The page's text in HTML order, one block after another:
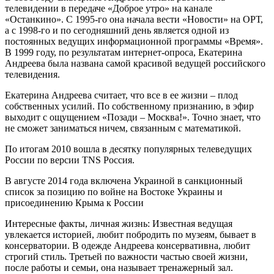
телевидении в передаче «Доброе утро» на канале
«Останкино». С 1995-го она начала вести «Новости» на ОРТ,
а с 1998-го и по сегодняшний день является одной из
постоянных ведущих информационной программы «Время».
В 1999 году, по результатам интернет-опроса, Екатерина
Андреева была названа самой красивой ведущей российского
телевидения.
Екатерина Андреева считает, что все в ее жизни – плод
собственных усилий. По собственному признанию, в эфир
выходит с ощущением «Позади – Москва!». Точно знает, что
не сможет заниматься ничем, связанным с математикой.
По итогам 2010 вошла в десятку популярных телеведущих
России по версии TNS Россия.
В августе 2014 года включена Украиной в санкционный
список за позицию по войне на Востоке Украины и
присоединению Крыма к России
Интересные факты, личная жизнь: Известная ведущая
увлекается историей, любит побродить по музеям, бывает в
консерватории. В одежде Андреева консервативна, любит
строгий стиль. Третьей по важности частью своей жизни,
после работы и семьи, она называет тренажерный зал.